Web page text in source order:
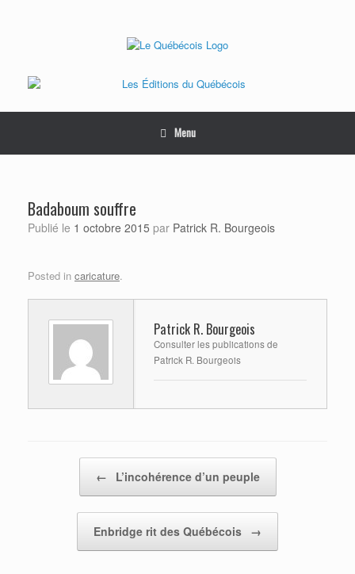
Menu
Badaboum souffre
Publié le 1 octobre 2015 par Patrick R. Bourgeois
Posted in caricature.
Patrick R. Bourgeois
Consulter les publications de
Patrick R. Bourgeois
← L’incohérence d’un peuple
Enbridge rit des Québécois →